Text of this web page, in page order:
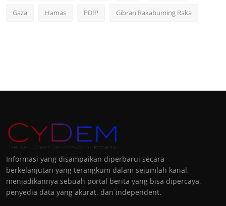
Gaza Hamas PDIP Gibran Rakabuming Raka
Informasi yang disampaikan diperbarui secara
berkelanjutan yang terangkum dalam sejumlah kanal,
menjadikannya sebuah portal berita yang bisa dipercaya,
penyedia data yang akurat, dan independent.